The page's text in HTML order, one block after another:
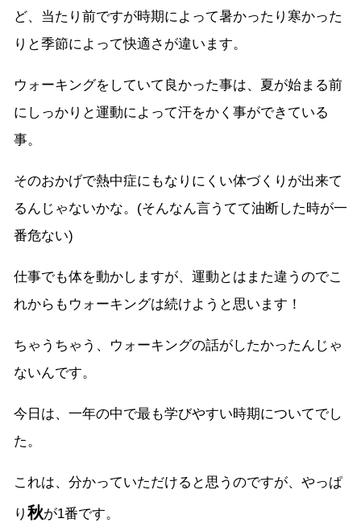
ど、当たり前ですが時期によって暑かったり寒かった
りと季節によって快適さが違います。
ウォーキングをしていて良かった事は、夏が始まる前
にしっかりと運動によって汗をかく事ができている
事。
そのおかげで熱中症にもなりにくい体づくりが出来て
るんじゃないかな。(そんなん言うてて油断した時が一
番危ない)
仕事でも体を動かしますが、運動とはまた違うのでこ
れからもウォーキングは続けようと思います！
ちゃうちゃう、ウォーキングの話がしたかったんじゃ
ないんです。
今日は、一年の中で最も学びやすい時期についてでし
た。
これは、分かっていただけると思うのですが、やっぱ
り 秋が1番です。